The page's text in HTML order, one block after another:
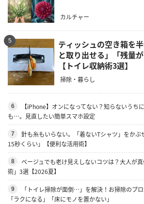
カルチャー
5
ティッシュの空き箱を
と取り出せる」「残量
【トイレ収納術3選】
掃除・暮らし
6
【iPhone】オンになってない？知らないうち
も…。見直したい簡単スマホ設定
7
針も糸もいらない。「着ないTシャツ」をか
15秒くらい」【便利な活用術】
8
ベージュでも老け見えしないコツは？大人が
術」3選【2026夏】
9
「トイレ掃除が面倒…」を解決！お掃除のプロ
「ラクになる」「床にモノを置かない」